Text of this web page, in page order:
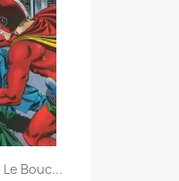
Bouc...